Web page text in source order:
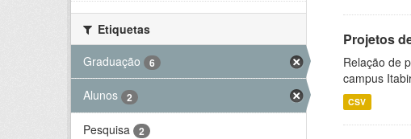
Etiquetas
Graduação
6
Alunos 2
Pesquisa 2
Projetos
Relação de
campus
CSV